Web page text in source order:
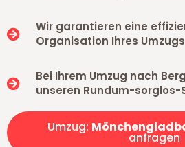
Wir garantieren eine
Organisation Ihres
Bei Ihrem Umzug nach
unseren Rundum-sorglos-
Umzug:
anfragen